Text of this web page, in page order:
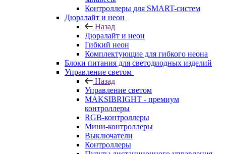
Контроллеры для SMART-систем
Дюралайт и неон
Назад
Дюралайт и неон
Гибкий неон
Комплектующие для гибкого неона
Блоки питания для светодиодных изделий
Управление светом
Назад
Управление светом
MAKSIBRIGHT - премиум
контроллеры
RGB-контроллеры
Мини-контроллеры
Выключатели
Контроллеры